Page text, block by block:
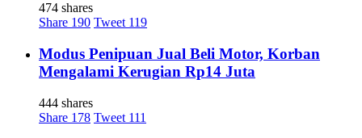
474 shares
Share 190 Tweet 119
Modus Penipuan Jual Beli Motor, Korban
Mengalami Kerugian Rp14 Juta
444 shares
Share 178 Tweet 111